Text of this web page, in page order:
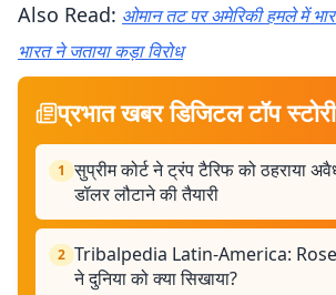
Also Read: ओमान तट पर अमेरिकी हमले में
भारत ने जताया कड़ा विरोध
प्रभात खबर डिजिटल टॉप स्टोरी
1 सुप्रीम कोर्ट ने ट्रंप टैरिफ को ठहराया
डॉलर लौटाने की तैयारी
2 Tribalpedia Latin-America:
ने दुनिया को क्या सिखाया?